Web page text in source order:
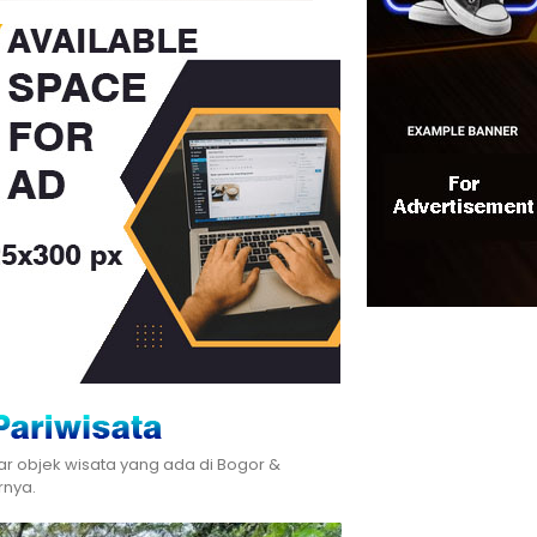
objek wisata yang ada di Bogor &